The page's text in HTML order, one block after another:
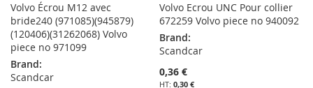
Volvo Écrou M12 avec
bride240 (971085)(945879)
(120406)(31262068) Volvo
piece no 971099
Brand:
Scandcar
Volvo Ecrou UNC Pour collier
672259 Volvo piece no 940092
Brand:
Scandcar
0,36 €
0,30 €